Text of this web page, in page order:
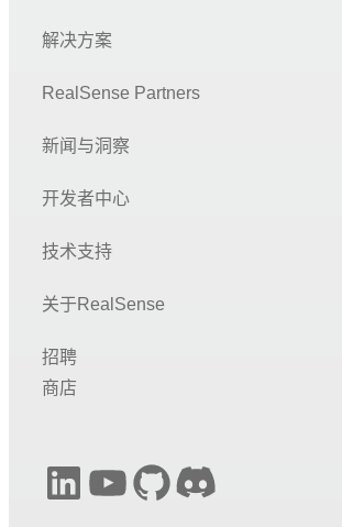
解决方案
RealSense Partners
新闻与洞察
开发者中心
技术支持
关于RealSense
招聘
商店
LinkedInYouTubeGitHubDiscord